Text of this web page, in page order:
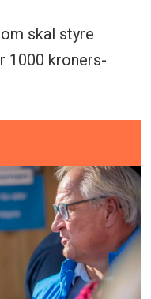
skal styre
1000 kroners-